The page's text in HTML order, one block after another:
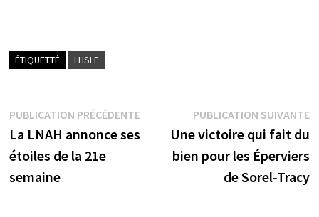
ÉTIQUETTÉ LHSLF
Navigation
de
l’article
PUBLICATION PRÉCÉDENTEPublication
précédente :
La LNAH annonce ses
étoiles de la 21e
semaine
PUBLICATION SUIVANTE
Une victoire qui fait du
bien pour les Éperviers
de Sorel-Tracy